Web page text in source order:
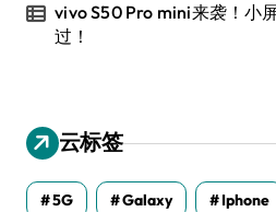
vivo S50 Pro mini来袭！小
过！
云标签
5G Galaxy Iphone